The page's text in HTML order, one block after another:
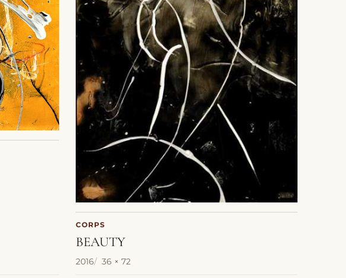
CORPS
BEAUTY
2016 36 × 72